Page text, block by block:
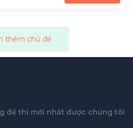
thêm chủ đề
đề thi mới nhất được chúng tôi